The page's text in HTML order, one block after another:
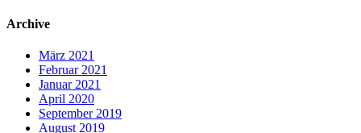
Archive
März 2021
Februar 2021
Januar 2021
April 2020
September 2019
August 2019